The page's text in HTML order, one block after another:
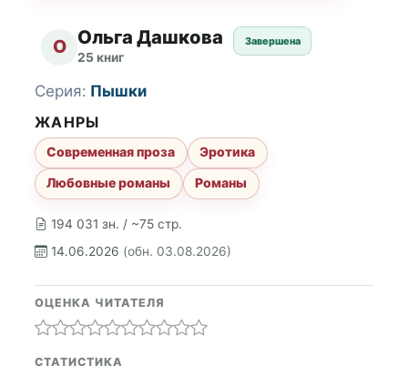
О Ольга Дашкова
25 книг
Завершена
194 031 зн. / ~75 стр.
14.06.2026 (обн. 03.08.2026)
Серия: Пышки
ЖАНРЫ
Современная проза
Эротика
Любовные романы
Романы
ОЦЕНКА ЧИТАТЕЛЯ
СТАТИСТИКА